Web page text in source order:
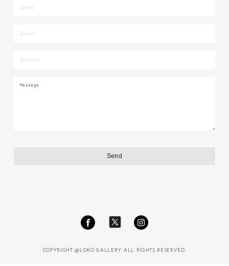
COPYRIGHT @LOKO GALLERY ALL RIGHTS RESERVED.